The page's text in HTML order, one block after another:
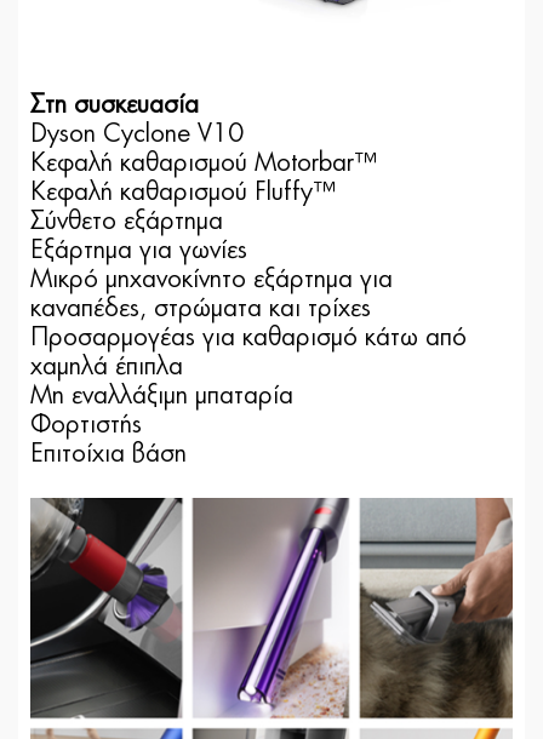
Στη συσκευασία
Dyson Cyclone V10
Κεφαλή καθαρισμού Motorbar™
Κεφαλή καθαρισμού Fluffy™
Σύνθετο εξάρτημα
Εξάρτημα για γωνίες
Μικρό μηχανοκίνητο εξάρτημα για
καναπέδες, στρώματα και τρίχες
Προσαρμογέας για καθαρισμό κάτω από
χαμηλά έπιπλα
Μη εναλλάξιμη μπαταρία
Φορτιστής
Επιτοίχια βάση